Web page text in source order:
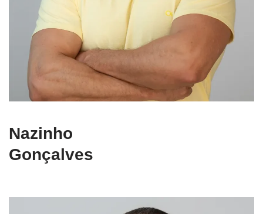
Nazinho
Gonçalves